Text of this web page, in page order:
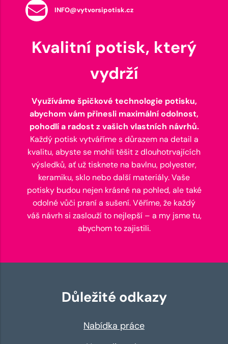
INFO@vytvorsipotisk.cz
Kvalitní potisk, který
vydrží
Využíváme špičkové technologie potisku,
abychom vám přinesli maximální odolnost,
pohodlí a radost z vašich vlastních návrhů.
Každý potisk vytváříme s důrazem na detail a
kvalitu, abyste se mohli těšit z dlouhotrvajících
výsledků, ať už tisknete na bavlnu, polyester,
keramiku, sklo nebo další materiály. Vaše
potisky budou nejen krásné na pohled, ale také
odolné vůči praní a sušení. Věříme, že každý
váš návrh si zaslouží to nejlepší – a my jsme tu,
abychom to zajistili.
Důležité odkazy
Nabídka práce